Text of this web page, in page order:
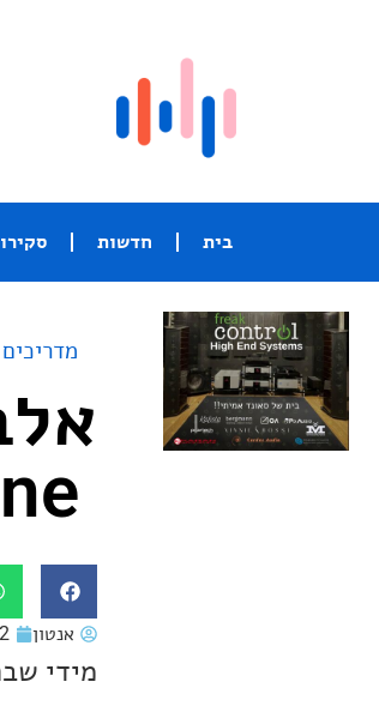
בית חדשות
מדריכים
אנטון
מידי